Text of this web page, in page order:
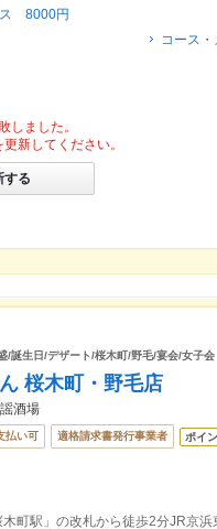
ス 8000円
コース
しました。
新してください。
する
/誕生日/デザート/桜木町/野毛/宴会/女子会
桜木町・野毛店
酒場
払い可 適格請求書発行事業者 ポイ